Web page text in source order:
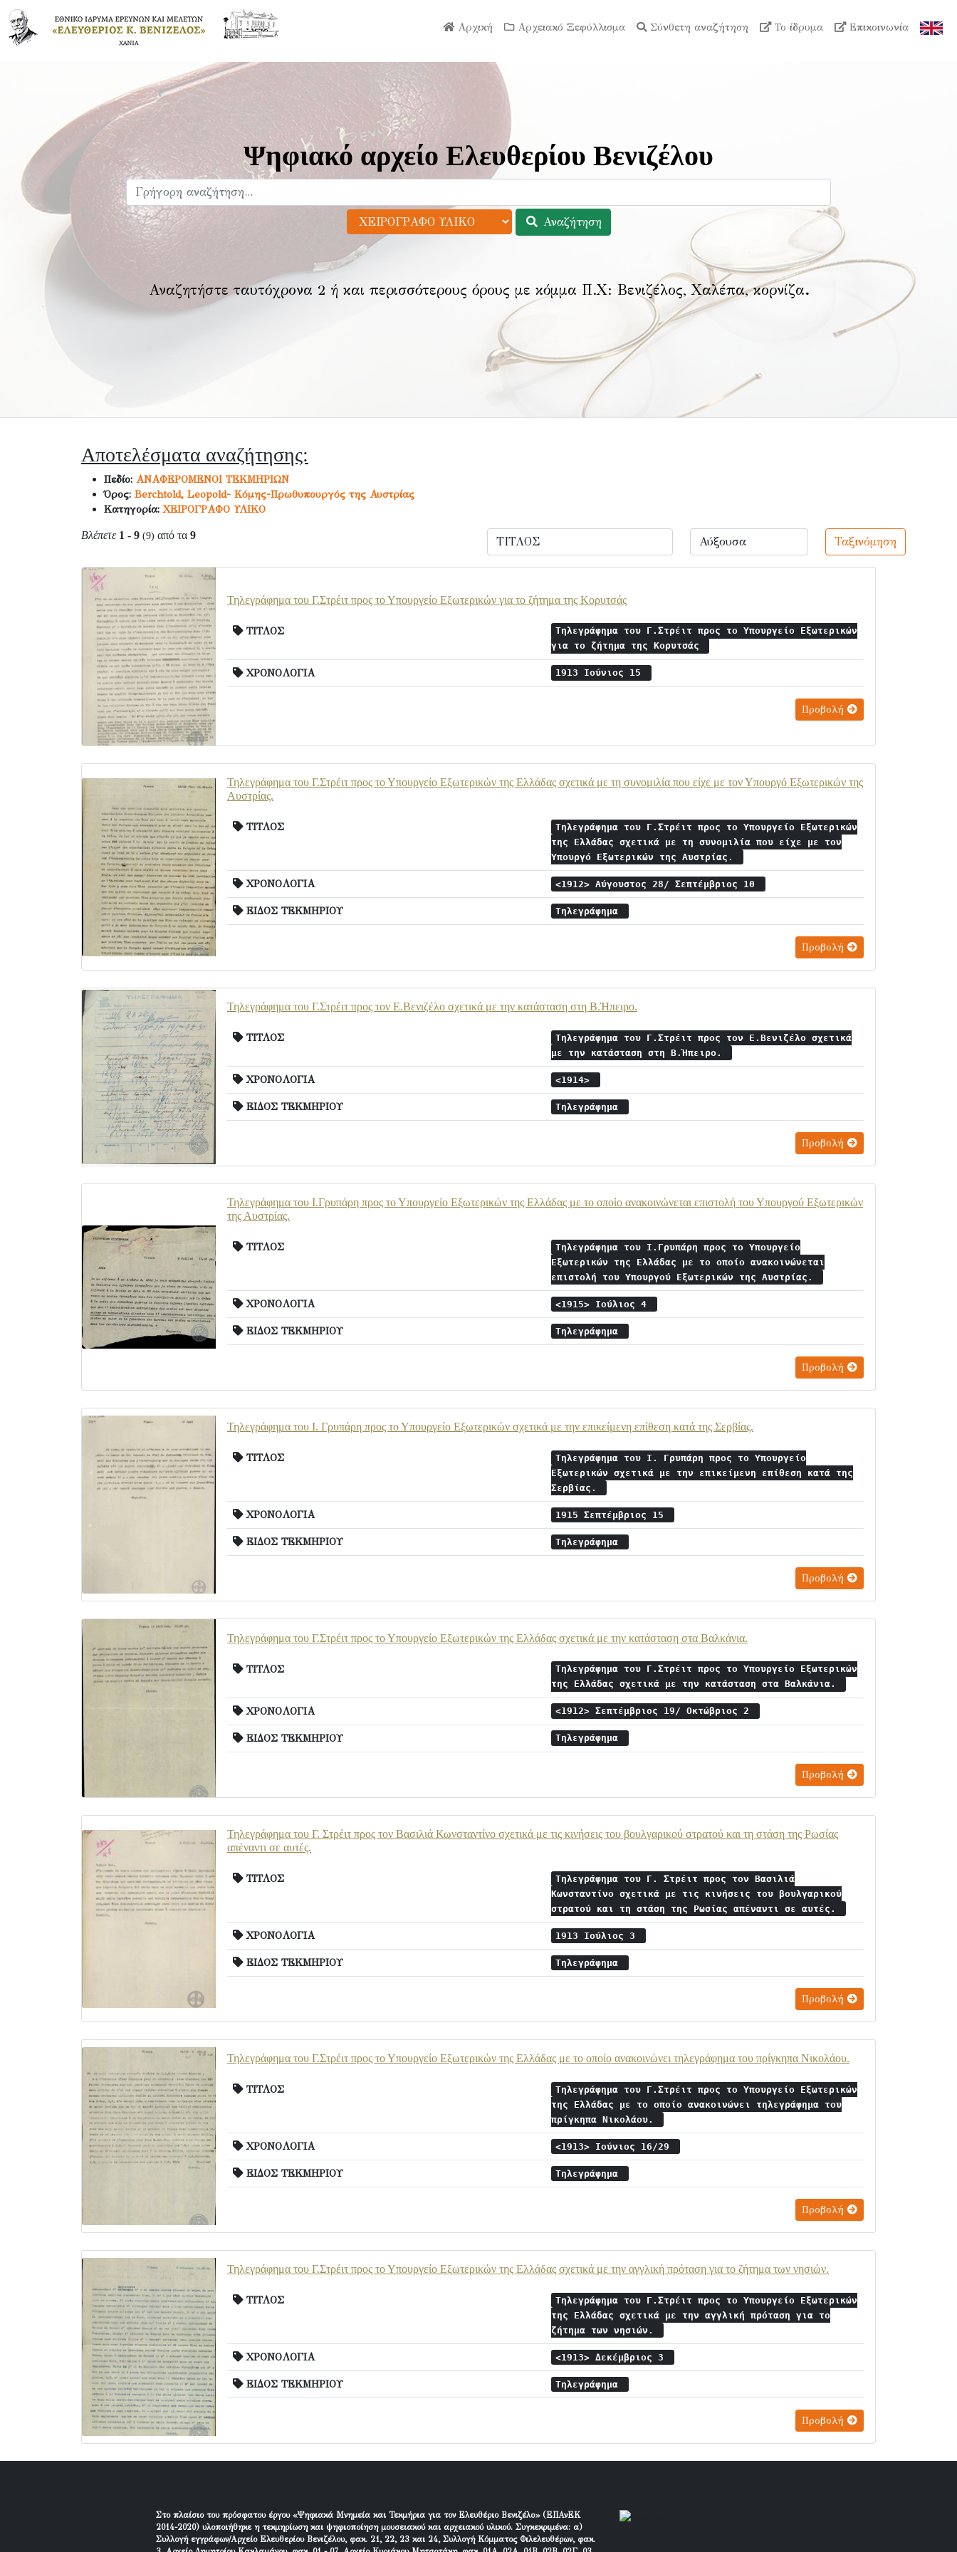
Αρχική Αρχειακό Ξεφύλλισμα Σύνθετη αναζήτηση Το ίδρυμα Επικοινωνία
Ψηφιακό αρχείο Ελευθερίου Βενιζέλου
Αναζήτηση
Αναζητήστε ταυτόχρονα 2 ή και περισσότερους όρους με κόμμα Π.Χ: Βενιζέλος, Χαλέπα, κορνίζα.
Αποτελέσματα αναζήτησης:
Πεδίο: ΑΝΑΦΕΡΟΜΕΝΟΙ ΤΕΚΜΗΡΙΩΝ
Όρος: Berchtold, Leopold- Kόμης-Πρωθυπουργός της Αυστρίας
Κατηγορία:ΧΕΙΡΟΓΡΑΦΟ ΥΛΙΚΟ
Βλέπετε 1 - 9 (9) από τα 9 Ταξινόμηση
Τηλεγράφημα του Γ.Στρέιτ προς το Υπουργείο Εξωτερικών για το ζήτημα της Κορυτσάς
ΤΙΤΛΟΣ
Τηλεγράφημα του Γ.Στρέιτ προς το Υπουργείο Εξωτερικών
για το ζήτημα της Κορυτσάς
ΧΡΟΝΟΛΟΓΙΑ 1913 Ιούνιος 15
Προβολή
Τηλεγράφημα του Γ.Στρέιτ προς το Υπουργείο Εξωτερικών της Ελλάδας σχετικά με τη συνομιλία που είχε με τον Υπουργό Εξωτερικών της
Αυστρίας.
ΤΙΤΛΟΣ
Τηλεγράφημα του Γ.Στρέιτ προς το Υπουργείο Εξωτερικών
της Ελλάδας σχετικά με τη συνομιλία που είχε με τον
Υπουργό Εξωτερικών της Αυστρίας.
ΧΡΟΝΟΛΟΓΙΑ <1912> Αύγουστος 28/ Σεπτέμβριος 10
ΕΙΔΟΣ ΤΕΚΜΗΡΙΟΥ Τηλεγράφημα
Προβολή
Τηλεγράφημα του Γ.Στρέιτ προς τον Ε.Βενιζέλο σχετικά με την κατάσταση στη Β.Ήπειρο.
ΤΙΤΛΟΣ
Τηλεγράφημα του Γ.Στρέιτ προς τον Ε.Βενιζέλο σχετικά
με την κατάσταση στη Β.Ήπειρο.
ΧΡΟΝΟΛΟΓΙΑ <1914>
ΕΙΔΟΣ ΤΕΚΜΗΡΙΟΥ Τηλεγράφημα
Προβολή
Τηλεγράφημα του Ι.Γρυπάρη προς το Υπουργείο Εξωτερικών της Ελλάδας με το οποίο ανακοινώνεται επιστολή του Υπουργού Εξωτερικών
της Αυστρίας.
ΤΙΤΛΟΣ
Τηλεγράφημα του Ι.Γρυπάρη προς το Υπουργείο
Εξωτερικών της Ελλάδας με το οποίο ανακοινώνεται
επιστολή του Υπουργού Εξωτερικών της Αυστρίας.
ΧΡΟΝΟΛΟΓΙΑ <1915> Ιούλιος 4
ΕΙΔΟΣ ΤΕΚΜΗΡΙΟΥ Τηλεγράφημα
Προβολή
Τηλεγράφημα του Ι. Γρυπάρη προς το Υπουργείο Εξωτερικών σχετικά με την επικείμενη επίθεση κατά της Σερβίας.
ΤΙΤΛΟΣ
Τηλεγράφημα του Ι. Γρυπάρη προς το Υπουργείο
Εξωτερικών σχετικά με την επικείμενη επίθεση κατά της
Σερβίας.
ΧΡΟΝΟΛΟΓΙΑ 1915 Σεπτέμβριος 15
ΕΙΔΟΣ ΤΕΚΜΗΡΙΟΥ Τηλεγράφημα
Προβολή
Τηλεγράφημα του Γ.Στρέιτ προς το Υπουργείο Εξωτερικών της Ελλάδας σχετικά με την κατάσταση στα Βαλκάνια.
ΤΙΤΛΟΣ
Τηλεγράφημα του Γ.Στρέιτ προς το Υπουργείο Εξωτερικών
της Ελλάδας σχετικά με την κατάσταση στα Βαλκάνια.
ΧΡΟΝΟΛΟΓΙΑ <1912> Σεπτέμβριος 19/ Οκτώβριος 2
ΕΙΔΟΣ ΤΕΚΜΗΡΙΟΥ Τηλεγράφημα
Προβολή
Τηλεγράφημα του Γ. Στρέιτ προς τον Βασιλιά Κωνσταντίνο σχετικά με τις κινήσεις του βουλγαρικού στρατού και τη στάση της Ρωσίας
απέναντι σε αυτές.
ΤΙΤΛΟΣ
Τηλεγράφημα του Γ. Στρέιτ προς τον Βασιλιά
Κωνσταντίνο σχετικά με τις κινήσεις του βουλγαρικού
στρατού και τη στάση της Ρωσίας απέναντι σε αυτές.
ΧΡΟΝΟΛΟΓΙΑ 1913 Ιούλιος 3
ΕΙΔΟΣ ΤΕΚΜΗΡΙΟΥ Τηλεγράφημα
Προβολή
Τηλεγράφημα του Γ.Στρέιτ προς το Υπουργείο Εξωτερικών της Ελλάδας με το οποίο ανακοινώνει τηλεγράφημα του πρίγκηπα Νικολάου.
ΤΙΤΛΟΣ
Τηλεγράφημα του Γ.Στρέιτ προς το Υπουργείο Εξωτερικών
της Ελλάδας με το οποίο ανακοινώνει τηλεγράφημα του
πρίγκηπα Νικολάου.
ΧΡΟΝΟΛΟΓΙΑ <1913> Ιούνιος 16/29
ΕΙΔΟΣ ΤΕΚΜΗΡΙΟΥ Τηλεγράφημα
Προβολή
Τηλεγράφημα του Γ.Στρέιτ προς το Υπουργείο Εξωτερικών της Ελλάδας σχετικά με την αγγλική πρόταση για το ζήτημα των νησιών.
ΤΙΤΛΟΣ
Τηλεγράφημα του Γ.Στρέιτ προς το Υπουργείο Εξωτερικών
της Ελλάδας σχετικά με την αγγλική πρόταση για το
ζήτημα των νησιών.
ΧΡΟΝΟΛΟΓΙΑ <1913> Δεκέμβριος 3
ΕΙΔΟΣ ΤΕΚΜΗΡΙΟΥ Τηλεγράφημα
Προβολή
Στο πλαίσιο του πρόσφατου έργου «Ψηφιακά Μνημεία και Τεκμήρια για τον Ελευθέριο Βενιζέλο» (ΕΠΑνΕΚ
2014-2020) υλοποιήθηκε η τεκμηρίωση και ψηφιοποίηση μουσειακού και αρχειακού υλικού. Συγκεκριμένα: α)
Συλλογή εγγράφων/Αρχείο Ελευθερίου Βενιζέλου, φακ. 21, 22, 23 και 24, Συλλογή Κόμματος Φιλελευθέρων, φακ.